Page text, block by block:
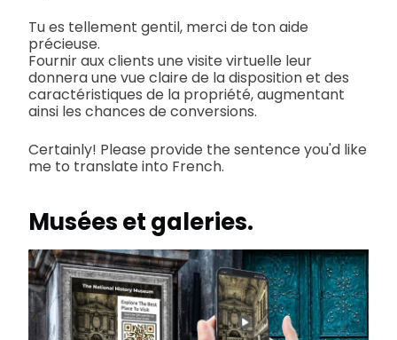
Tu es tellement gentil, merci de ton aide
précieuse.
Fournir aux clients une visite virtuelle leur
donnera une vue claire de la disposition et des
caractéristiques de la propriété, augmentant
ainsi les chances de conversions.
Certainly! Please provide the sentence you'd like
me to translate into French.
Musées et galeries.